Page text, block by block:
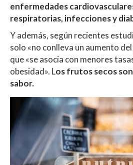
enfermedades
respiratorias, infecciones y
Y además, según recientes
solo «no conlleva un aumento
que «se asocia con menores
obesidad». Los frutos secos
sabor.